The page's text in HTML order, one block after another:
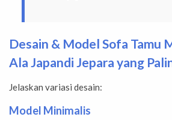
Desain & Model Sofa Tamu
Ala Japandi Jepara yang
Jelaskan variasi desain:
Model Minimalis